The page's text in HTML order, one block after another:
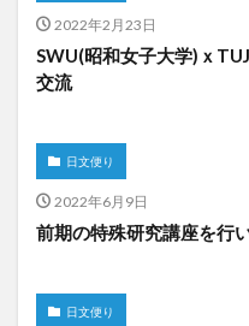
2022年2月23日
SWU(昭和女子大学)ｘ
交流
日文便り
2022年6月9日
前期の特殊研究講座を行
日文便り